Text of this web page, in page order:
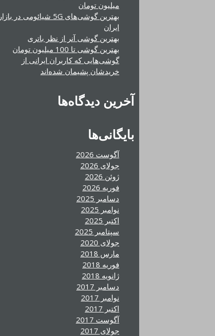
میلیون تومان
بهترین گوشی‌های 5G شیائومی در بازار
ایران
بهترین گوشی آنر از نظر باتری
بهترین گوشی تا 100 میلیون تومان
گوشی‌هایی که کاربران ایرانی از
خریدشان پشیمان شده‌اند
آخرین دیدگاه‌ها
بایگانی‌ها
آگوست 2026
جولای 2026
ژوئن 2026
فوریه 2026
دسامبر 2025
نوامبر 2025
اکتبر 2025
سپتامبر 2025
جولای 2020
مارس 2018
فوریه 2018
ژانویه 2018
دسامبر 2017
نوامبر 2017
اکتبر 2017
آگوست 2017
جولای 2017